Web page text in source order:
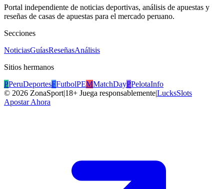
Portal independiente de noticias deportivas, análisis de apuestas y
reseñas de casas de apuestas para el mercado peruano.
Secciones
NoticiasGuíasReseñasAnálisis
Sitios hermanos
PPeruDeportesFFutbolPEMMatchDayPPelotaInfo
© 2026 ZonaSport|18+ Juega responsablemente|LucksSlots
Apostar Ahora